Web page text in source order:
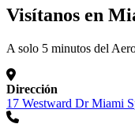
Visítanos en
A solo 5 minutos del
Dirección
17 Westward Dr Miami